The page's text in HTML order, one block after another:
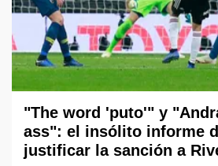
"The word 'puto'" y
ass": el insólito informe
justificar la sanción a